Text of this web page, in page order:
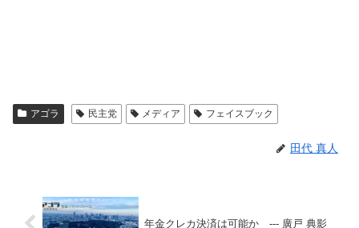
アゴラ 民主党 メディア フェイスブック
田代 真人
年金クレカ決済は可能か --- 廣戸 典影